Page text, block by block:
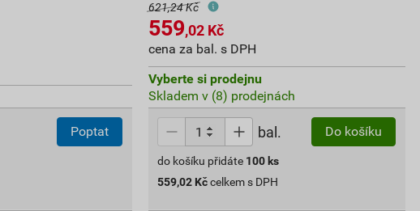
Poptat
621,24 Kč
559,02Kč
cena za bal. s DPH
Vyberte si prodejnu
Skladem v (8) prodejnách
bal. Do košíku
do košíku přidáte 100 ks
559,02 Kč celkem s DPH